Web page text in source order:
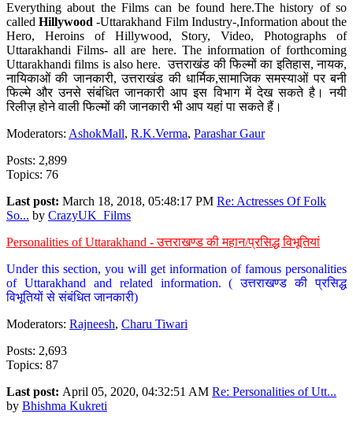
Everything about the Films can be found here.The history of so
calledHillywood-Uttarakhand Film Industry-,Information about the
Hero, Heroins of Hillywood, Story, Video, Photographs of
Uttarakhandi Films- all are here. The information of forthcoming
Uttarakhandi films is also here. उत्तराखंड की फिल्मों का इतिहास, नायक,
नायिकाओं की जानकारी, उत्तराखंड की धार्मिक,सामाजिक समस्याओं पर बनी
फिल्मे और उनसे संबंधित जानकारी आप इस विभाग में देख सकते है। नयी
रिलीज़ होने वाली फिल्मों की जानकारी भी आप यहां पा सकते हैं।
Moderators: AshokMall, R.K.Verma, Parashar Gaur
Posts: 2,899
Topics: 76
Last post: March 18, 2018, 05:48:17 PM Re: Actresses Of Folk
So... by CrazyUK_Films
Personalities of Uttarakhand - उत्तराखण्ड की महान/प्रसिद्ध विभूतियां
Under this section, you will get information of famous personalities
of Uttarakhand and related information. ( उत्तराखण्ड की प्रसिद्ध
विभूतियों से संबंधित जानकारी)
Moderators: Rajneesh, Charu Tiwari
Posts: 2,693
Topics: 87
Last post: April 05, 2020, 04:32:51 AM Re: Personalities of Utt...
by Bhishma Kukreti